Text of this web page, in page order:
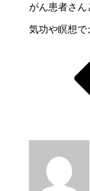
がん患者さん
気功や瞑想で